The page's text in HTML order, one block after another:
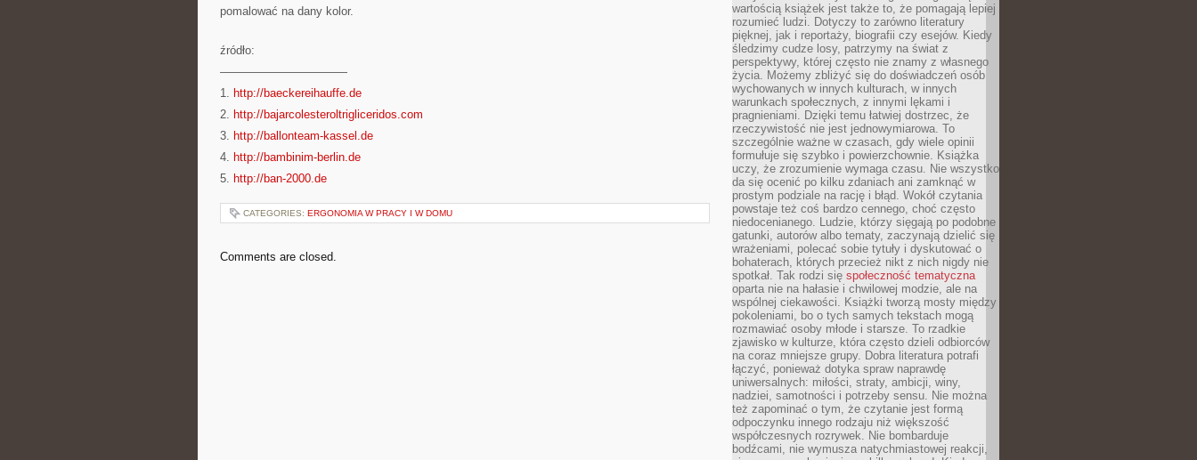
pomalować na dany kolor.
źródło:
———————————
1. http://baeckereihauffe.de
2. http://bajarcolesteroltrigliceridos.com
3. http://ballonteam-kassel.de
4. http://bambinim-berlin.de
5. http://ban-2000.de
CATEGORIES: ERGONOMIA W PRACY I W DOMU
Comments are closed.
wartością książek jest także to, że pomagają lepiej
rozumieć ludzi. Dotyczy to zarówno literatury
pięknej, jak i reportaży, biografii czy esejów. Kiedy
śledzimy cudze losy, patrzymy na świat z
perspektywy, której często nie znamy z własnego
życia. Możemy zbliżyć się do doświadczeń osób
wychowanych w innych kulturach, w innych
warunkach społecznych, z innymi lękami i
pragnieniami. Dzięki temu łatwiej dostrzec, że
rzeczywistość nie jest jednowymiarowa. To
szczególnie ważne w czasach, gdy wiele opinii
formułuje się szybko i powierzchownie. Książka
uczy, że zrozumienie wymaga czasu. Nie wszystko
da się ocenić po kilku zdaniach ani zamknąć w
prostym podziale na rację i błąd. Wokół czytania
powstaje też coś bardzo cennego, choć często
niedocenianego. Ludzie, którzy sięgają po podobne
gatunki, autorów albo tematy, zaczynają dzielić się
wrażeniami, polecać sobie tytuły i dyskutować o
bohaterach, których przecież nikt z nich nigdy nie
spotkał. Tak rodzi się społeczność tematyczna
oparta nie na hałasie i chwilowej modzie, ale na
wspólnej ciekawości. Książki tworzą mosty między
pokoleniami, bo o tych samych tekstach mogą
rozmawiać osoby młode i starsze. To rzadkie
zjawisko w kulturze, która często dzieli odbiorców
na coraz mniejsze grupy. Dobra literatura potrafi
łączyć, ponieważ dotyka spraw naprawdę
uniwersalnych: miłości, straty, ambicji, winy,
nadziei, samotności i potrzeby sensu. Nie można
też zapominać o tym, że czytanie jest formą
odpoczynku innego rodzaju niż większość
współczesnych rozrywek. Nie bombarduje
bodźcami, nie wymusza natychmiastowej reakcji,